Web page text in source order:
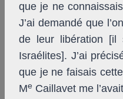
que je ne
J’ai demandé que
de leur libération [il
Israélites]. J’ai
que je ne faisais
Me Caillavet me